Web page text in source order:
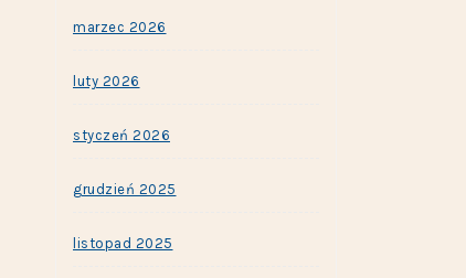
marzec 2026
luty 2026
styczeń 2026
grudzień 2025
listopad 2025